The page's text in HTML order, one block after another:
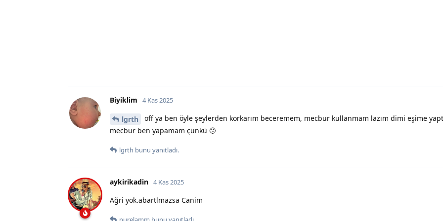
Biyiklim 4 Kas 2025
lgrth
off ya ben öyle şeylerden korkarım beceremem, mecbur kullanmam lazım dimi eşime
mecbur ben yapamam çünkü 🫤
lgrth bunu yanıtladı.
aykirikadin 4 Kas 2025
Ağri yok.abartlmazsa Canim